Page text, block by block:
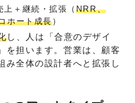
上＋継続・拡張（ NRR、
ホート成長）
し、人は「合意のデザイ
を担います。営業は、顧客
み全体の設計者へと拡張し